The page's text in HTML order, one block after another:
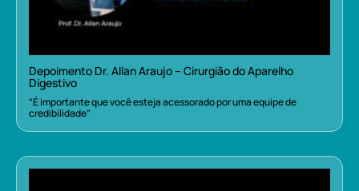
Depoimento Dr. Allan Araujo – Cirurgião do Aparelho
Digestivo
“É importante que você esteja acessorado por uma equipe de
credibilidade”